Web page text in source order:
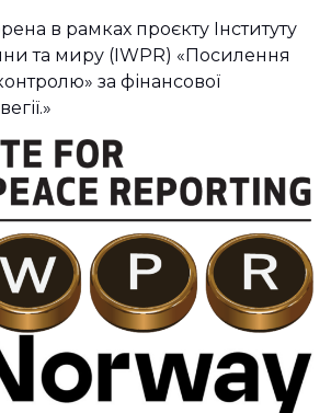
в рамках проєкту Інституту
та миру (IWPR) «Посилення
за фінансової